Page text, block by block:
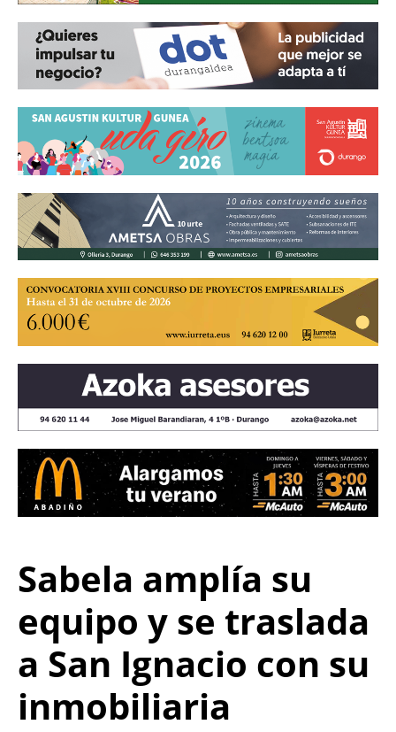
Sabela amplía su
equipo y se traslada
a San Ignacio con su
inmobiliaria